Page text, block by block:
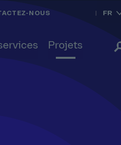
Projets
NOUS FR